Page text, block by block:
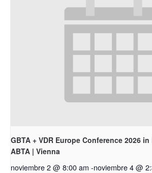
GBTA + VDR Europe Conference 2026
ABTA | Vienna
noviembre 2 @ 8:00 am -noviembre 4 @